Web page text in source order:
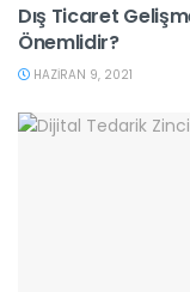
Dış Ticaret
Önemlidir?
HAZIRAN 9, 2021